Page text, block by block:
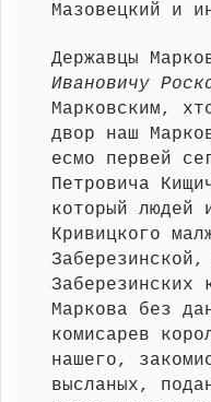
Мазовецкий и
Державцы
Ивановичу
Марковским,
двор наш
есмо первей
Петровича
который людей
Кривицкого
Заберезинских
Маркова без
комисарев
нашего,
высланых,